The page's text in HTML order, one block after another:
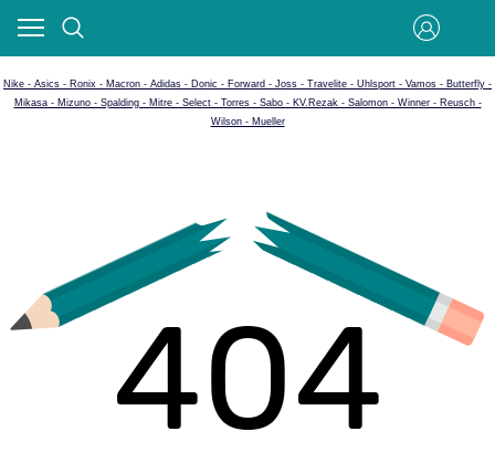
Nike - Asics - Ronix - Macron - Adidas - Donic - Forward - Joss - Travelite - Uhlsport - Vamos - Butterfly -
Mikasa - Mizuno - Spalding - Mitre - Select - Torres - Sabo - KV.Rezak - Salomon - Winner - Reusch -
Wilson - Mueller
404